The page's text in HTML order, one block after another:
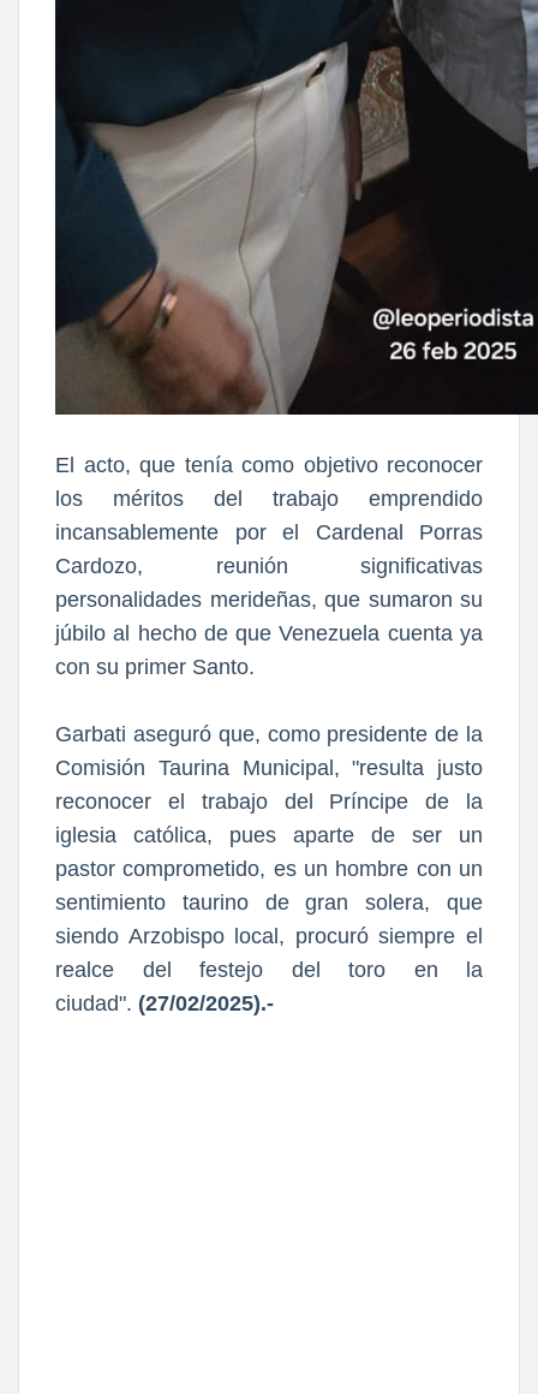
El acto, que tenía como objetivo reconocer
los méritos del trabajo emprendido
incansablemente por el Cardenal Porras
Cardozo, reunión significativas
personalidades merideñas, que sumaron su
júbilo al hecho de que Venezuela cuenta ya
con su primer Santo.
Garbati aseguró que, como presidente de la
Comisión Taurina Municipal, "resulta justo
reconocer el trabajo del Príncipe de la
iglesia católica, pues aparte de ser un
pastor comprometido, es un hombre con un
sentimiento taurino de gran solera, que
siendo Arzobispo local, procuró siempre el
realce del festejo del toro en la
ciudad". (27/02/2025).-